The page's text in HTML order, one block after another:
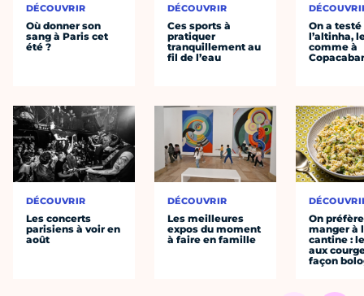
DÉCOUVRIR
Où donner son
sang à Paris cet
été ?
DÉCOUVRIR
Les concerts
parisiens à voir en
août
DÉCOUVRIR
Ces sports à
pratiquer
tranquillement au
fil de l’eau
DÉCOUVRIR
Les meilleures
expos du moment
à faire en famille
On a testé
l’altinha,
comme à
On préfère
manger à
cantine :
aux
façon